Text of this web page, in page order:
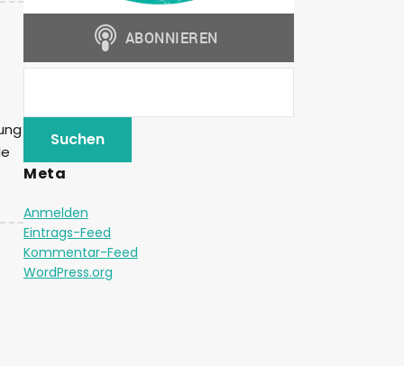
Meta
Anmelden
Eintrags-Feed
Kommentar-Feed
WordPress.org